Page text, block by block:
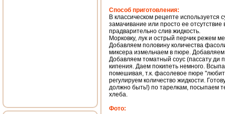
Способ приготовления:
В классическом рецепте используется
замачивание или просто ее
прадварительно слив жидкость.
Морковку, лук и острый перчик режем
Добавляем половину количества
миксера измельчаем в пюре.
Добавляем томатный соус (пассату ди
кипения. Даем покипеть немного.
помешивая, т.к. фасолевое пюре
регулируем количество жидкости.
должно быть!) по тарелкам, посыпаем
хлеба.
Фото: